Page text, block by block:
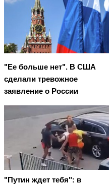
"Ее больше нет". В США
сделали тревожное
заявление о России
"Путин ждет тебя": в